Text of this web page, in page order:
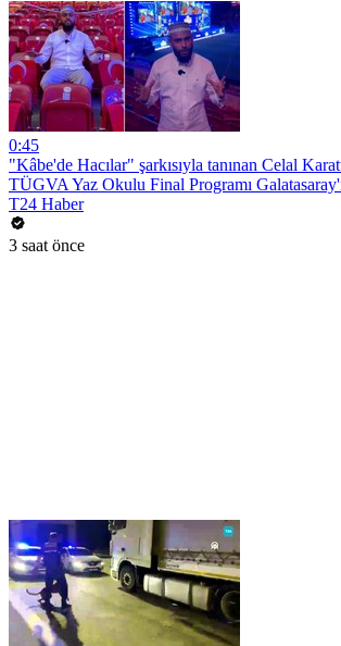
0:45
"Kâbe'de Hacılar" şarkısıyla tanınan Celal
TÜGVA Yaz Okulu Final Programı
T24 Haber
3 saat önce